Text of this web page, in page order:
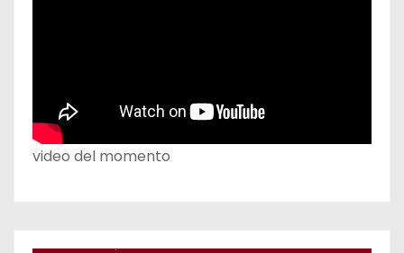
video del momento